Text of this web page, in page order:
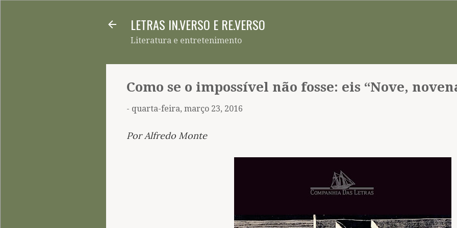
LETRAS IN.VERSO E RE.VERSO
Literatura e entretenimento
Como se o impossível não fosse: eis “Nove,
- quarta-feira, março 23, 2016
Por Alfredo Monte